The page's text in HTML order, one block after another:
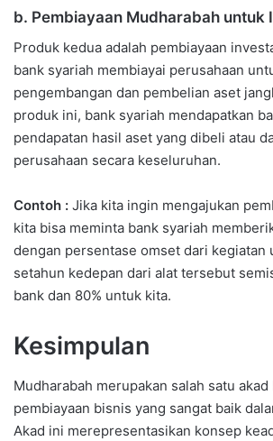
b. Pembiayaan Mudharabah untuk
Produk kedua adalah pembiayaan
bank syariah membiayai perusahaan
pengembangan dan pembelian aset
produk ini, bank syariah mendapatkan
pendapatan hasil aset yang dibeli atau
perusahaan secara keseluruhan.
Contoh : Jika kita ingin mengajukan
kita bisa meminta bank syariah
dengan persentase omset dari kegiatan
setahun kedepan dari alat tersebut
bank dan 80% untuk kita.
Kesimpulan
Mudharabah merupakan salah satu akad
pembiayaan bisnis yang sangat baik
Akad ini merepresentasikan konsep